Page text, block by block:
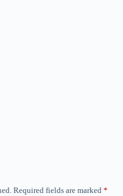
Required fields are marked *